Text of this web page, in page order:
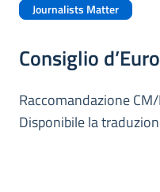
Journalists Matter
Consiglio
Raccomandazione
Disponibile la